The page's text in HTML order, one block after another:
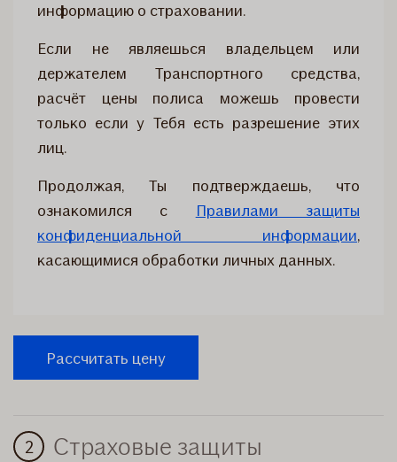
информацию о страховании.
Если не являешься владельцем или
держателем Транспортного средства,
расчёт цены полиса можешь провести
только если у Тебя есть разрешение этих
лиц.
Продолжая, Ты подтверждаешь, что
ознакомился с
Правилами защиты
конфиденциальной информации,
касающимися обработки личных данных.
Страховые защиты